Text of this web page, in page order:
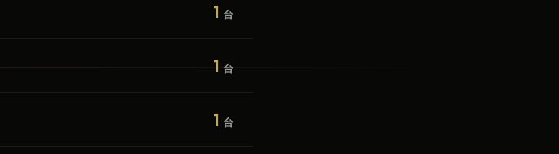
1 台
1 台
1 台